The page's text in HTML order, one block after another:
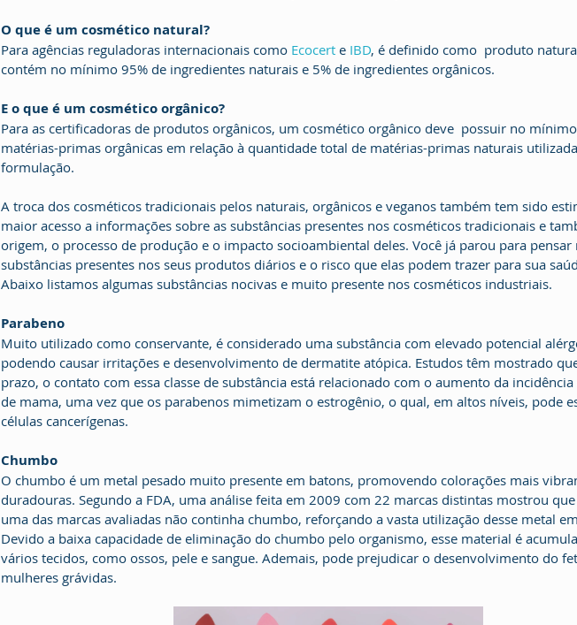
O que é um cosmético natural?
Para agências reguladoras internacionais como Ecocert e IBD, é definido como  produto
contém no mínimo 95% de ingredientes naturais e 5% de ingredientes orgânicos.
E o que é um cosmético orgânico?
Para as certificadoras de produtos orgânicos, um cosmético orgânico deve  possuir no
matérias-primas orgânicas em relação à quantidade total de matérias-primas naturais
formulação.
A troca dos cosméticos tradicionais pelos naturais, orgânicos e veganos também tem sido
maior acesso a informações sobre as substâncias presentes nos cosméticos tradicionais e
origem, o processo de produção e o impacto socioambiental deles. Você já parou para pensar
substâncias presentes nos seus produtos diários e o risco que elas podem trazer para sua
Abaixo listamos algumas substâncias nocivas e muito presente nos cosméticos industriais.
Parabeno
Muito utilizado como conservante, é considerado uma substância com elevado potencial
podendo causar irritações e desenvolvimento de dermatite atópica. Estudos têm mostrado
prazo, o contato com essa classe de substância está relacionado com o aumento da incidência
de mama, uma vez que os parabenos mimetizam o estrogênio, o qual, em altos níveis, pode
células cancerígenas.
Chumbo
O chumbo é um metal pesado muito presente em batons, promovendo colorações mais
duradouras. Segundo a FDA, uma análise feita em 2009 com 22 marcas distintas mostrou
uma das marcas avaliadas não continha chumbo, reforçando a vasta utilização desse metal
Devido a baixa capacidade de eliminação do chumbo pelo organismo, esse material é
vários tecidos, como ossos, pele e sangue. Ademais, pode prejudicar o desenvolvimento do
mulheres grávidas.